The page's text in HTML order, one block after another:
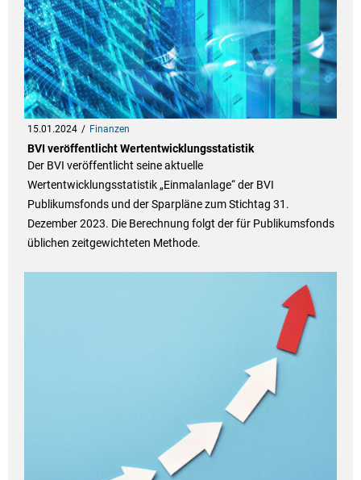
15.01.2024 Finanzen
BVI veröffentlicht Wertentwicklungsstatistik
Der BVI veröffentlicht seine aktuelle
Wertentwicklungsstatistik „Einmalanlage“ der BVI
Publikumsfonds und der Sparpläne zum Stichtag 31.
Dezember 2023. Die Berechnung folgt der für Publikumsfonds
üblichen zeitgewichteten Methode.